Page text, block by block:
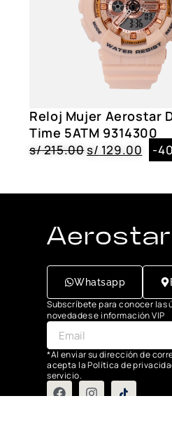
Reloj Mujer Aerostar
Time 5ATM 9314300
s/215.00s/ 129.00 -40
Whatsapp
Subscríbete para conocer las
novedades e información VIP
*Al enviar su dirección de
acepta la Política de
servicio.